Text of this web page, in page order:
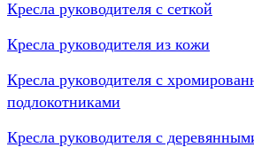
Кресла руководителя с сеткой
Кресла руководителя из кожи
Кресла руководителя с
подлокотниками
Кресла руководителя с